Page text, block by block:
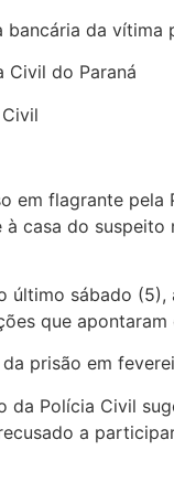
bancária da vítima
em flagrante
casa do suspeito
último sábado
que
prisão em
da Polícia Civil
a